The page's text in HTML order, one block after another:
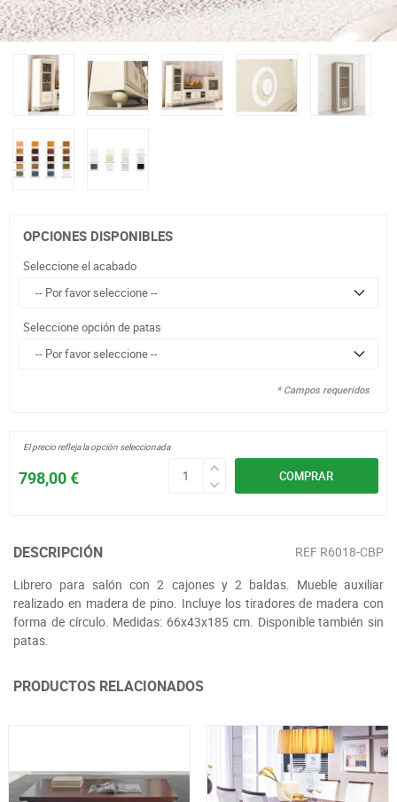
OPCIONES DISPONIBLES
Seleccione el acabado
Seleccione opción de patas
* Campos requeridos
COMPRAR
798,00 €
El precio refleja la opción seleccionada
DESCRIPCIÓN REF R6018-CBP
Librero para salón con 2 cajones y 2 baldas. Mueble auxiliar
realizado en madera de pino. Incluye los tiradores de madera con
forma de círculo. Medidas: 66x43x185 cm. Disponible también sin
patas.
PRODUCTOS RELACIONADOS